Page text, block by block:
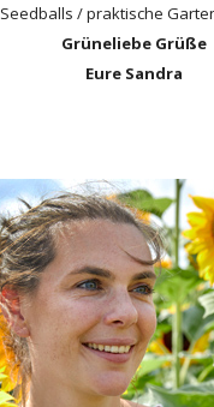
Seedballs / praktische
Grüneliebe Grüße
Eure Sandra